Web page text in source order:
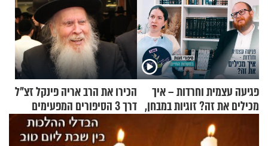
פגיעה עצמית וחרדות – איך
מכילים את זה? זוגיות במבחן,
הפעם עם יהודית ואלתר כהן
הכירו את הרב אריה פינקל זצ"ל
דרך 3 הסיפורים המפעימים
האלה